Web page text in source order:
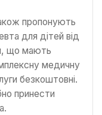
пропонують
для дітей від
що мають
медичну
безкоштовні.
принести